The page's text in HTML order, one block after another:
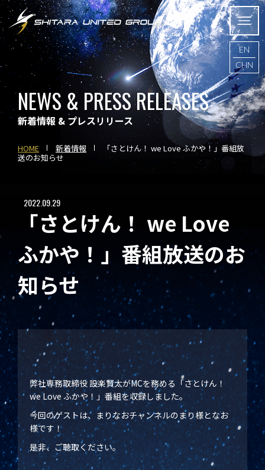
EN
CHN
NEWS & PRESS RELEASES
新着情報 & プレスリリース
HOME 新着情報
「さとけん！ we Love ふかや！」番組放
送のお知らせ
2022.09.29
「さとけん！ we Love
ふかや！」番組放送のお
知らせ
弊社専務取締役 設楽賢太がMCを務める「さとけん！
we Love ふかや！」番組を収録しました。
今回のゲストは、まりなおチャンネルのまり様となお
様です！
是非、ご聴取ください。